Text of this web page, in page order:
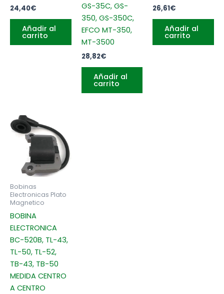
24,40€
Añadir al
carrito
GS-35C, GS-
350, GS-350C,
EFCO MT-350,
MT-3500
28,82€
Añadir al
carrito
26,61€
Añadir al
carrito
Bobinas
Electronicas Plato
Magnetico
BOBINA
ELECTRONICA
BC-520B, TL-43,
TL-50, TL-52,
TB-43, TB-50
MEDIDA CENTRO
A CENTRO